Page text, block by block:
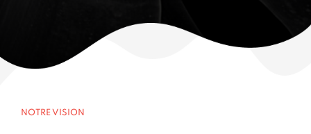
NOTRE VISION